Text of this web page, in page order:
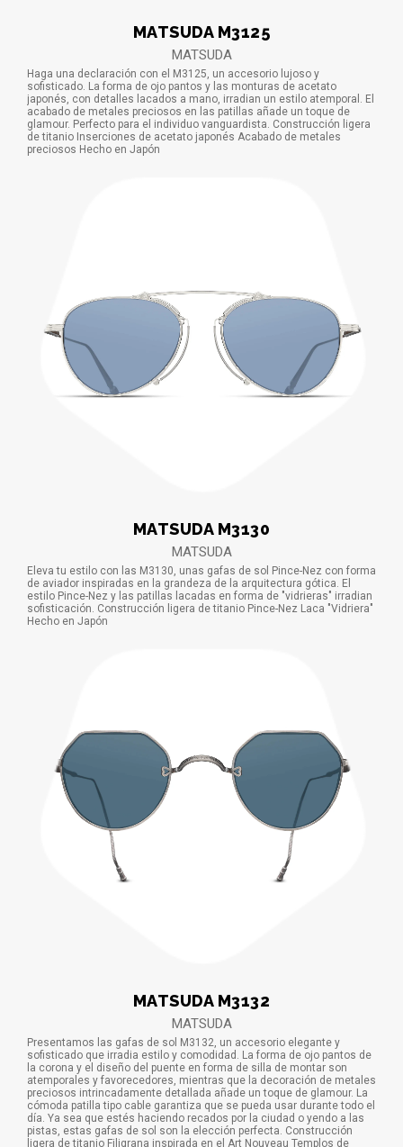
MATSUDA M3125
MATSUDA
Haga una declaración con el M3125, un accesorio lujoso y
sofisticado. La forma de ojo pantos y las monturas de acetato
japonés, con detalles lacados a mano, irradian un estilo atemporal. El
acabado de metales preciosos en las patillas añade un toque de
glamour. Perfecto para el individuo vanguardista. Construcción ligera
de titanio Inserciones de acetato japonés Acabado de metales
preciosos Hecho en Japón
MATSUDA M3130
MATSUDA
Eleva tu estilo con las M3130, unas gafas de sol Pince-Nez con forma
de aviador inspiradas en la grandeza de la arquitectura gótica. El
estilo Pince-Nez y las patillas lacadas en forma de "vidrieras" irradian
sofisticación. Construcción ligera de titanio Pince-Nez Laca "Vidriera"
Hecho en Japón
MATSUDA M3132
MATSUDA
Presentamos las gafas de sol M3132, un accesorio elegante y
sofisticado que irradia estilo y comodidad. La forma de ojo pantos de
la corona y el diseño del puente en forma de silla de montar son
atemporales y favorecedores, mientras que la decoración de metales
preciosos intrincadamente detallada añade un toque de glamour. La
cómoda patilla tipo cable garantiza que se pueda usar durante todo el
día. Ya sea que estés haciendo recados por la ciudad o yendo a las
pistas, estas gafas de sol son la elección perfecta. Construcción
ligera de titanio Filigrana inspirada en el Art Nouveau Templos de